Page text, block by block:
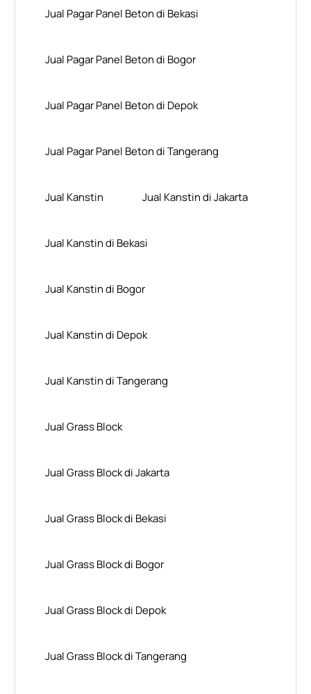
Jual Pagar Panel Beton di Bekasi
Jual Pagar Panel Beton di Bogor
Jual Pagar Panel Beton di Depok
Jual Pagar Panel Beton di Tangerang
Jual Kanstin Jual Kanstin di Jakarta
Jual Kanstin di Bekasi
Jual Kanstin di Bogor
Jual Kanstin di Depok
Jual Kanstin di Tangerang
Jual Grass Block
Jual Grass Block di Jakarta
Jual Grass Block di Bekasi
Jual Grass Block di Bogor
Jual Grass Block di Depok
Jual Grass Block di Tangerang